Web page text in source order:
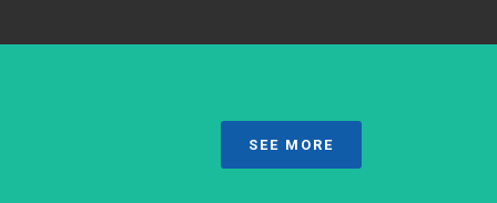
SEE MORE